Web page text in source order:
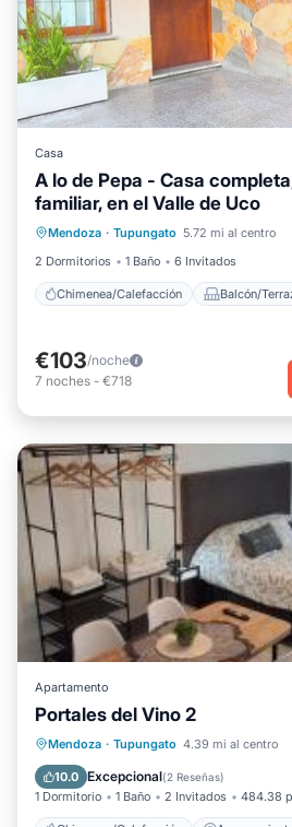
Casa
A lo de Pepa - Casa
familiar, en el Valle de Uco
Mendoza · Tupungato 5.72 mi al centro
2 Dormitorios
1 Baño 6 Invitados
Chimenea/Calefacción Balcón/
Chimenea/Calefacción
Cocina
Aparcamiento
€103/noche
7 noches - €718
Apartamento
Portales del Vino 2
Mendoza · Tupungato 4.39 mi al centro
10.0 Excepcional(2 Reseñas)
1 Dormitorio 1 Baño 2 Invitados 484.38
Chimenea/Calefacción
Internet
Apto para niños